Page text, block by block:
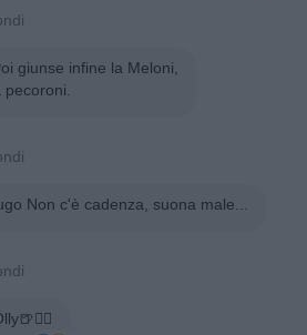
giunse infine la Meloni,
Non c'è cadenza, suona male...